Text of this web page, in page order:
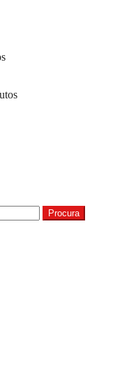
Procura